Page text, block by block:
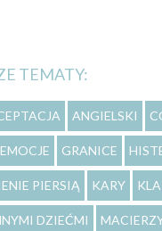
TEMATY:
ANGIELSKI
EMOCJE GRANICE
PIERSIĄ KARY
DZIEĆMI